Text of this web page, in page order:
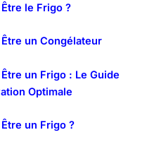
le Frigo ?
un Congélateur
un Frigo : Le Guide
Optimale
un Frigo ?